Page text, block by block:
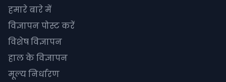
हमारे बारे में
विज्ञापन पोस्ट करें
विशेष विज्ञापन
हाल के विज्ञापन
मूल्य निर्धारण